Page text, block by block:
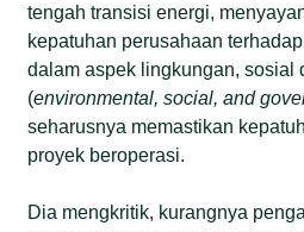
tengah transisi energi,
kepatuhan perusahaan
dalam aspek lingkungan, sosial
(environmental, social, and
seharusnya memastikan
proyek beroperasi.
Dia mengkritik, kurangnya